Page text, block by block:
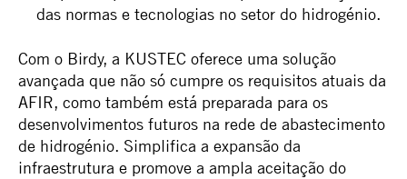
das normas e tecnologias no setor do hidrogénio.
Com o Birdy, a KUSTEC oferece uma solução
avançada que não só cumpre os requisitos atuais da
AFIR, como também está preparada para os
desenvolvimentos futuros na rede de abastecimento
de hidrogénio. Simplifica a expansão da
infraestrutura e promove a ampla aceitação do